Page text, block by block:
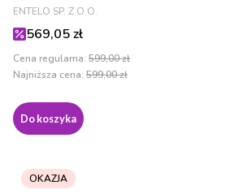
PRODUCENT
ENTELO SP. Z O.O.
Cena promocyjna
569,05 zł
Cena regularna: 599,00 zł
Najniższa cena: 599,00 zł
Do koszyka
OKAZJA